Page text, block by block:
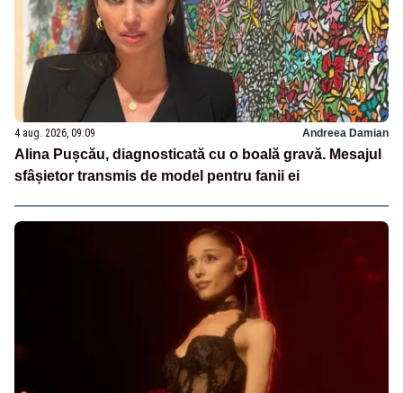
4 aug. 2026, 09:09 Andreea Damian
Alina Pușcău, diagnosticată cu o boală gravă. Mesajul
sfâșietor transmis de model pentru fanii ei